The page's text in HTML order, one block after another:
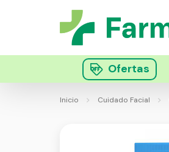
Ofertas
Inicio Cuidado Facial